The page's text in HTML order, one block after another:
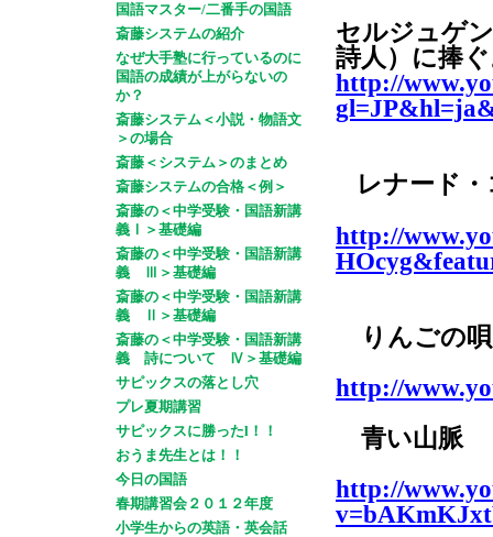
国語マスター/二番手の国語
斎藤システムの紹介
なぜ大手塾に行っているのに
国語の成績が上がらないの
か？
斎藤システム＜小説・物語文
＞の場合
斎藤＜システム＞のまとめ
斎藤システムの合格＜例＞
斎藤の＜中学受験・国語新講
義Ⅰ＞基礎編
斎藤の＜中学受験・国語新講
義 Ⅲ＞基礎編
斎藤の＜中学受験・国語新講
義 Ⅱ＞基礎編
斎藤の＜中学受験・国語新講
義 詩について Ⅳ＞基礎編
サピックスの落とし穴
プレ夏期講習
サピックスに勝ったl！！
おうま先生とは！！
今日の国語
春期講習会２０１２年度
小学生からの英語・英会話
セルジュゲ
詩人）に捧
http://
レナード
http://
りんごの唄
http://
青い山脈
http://